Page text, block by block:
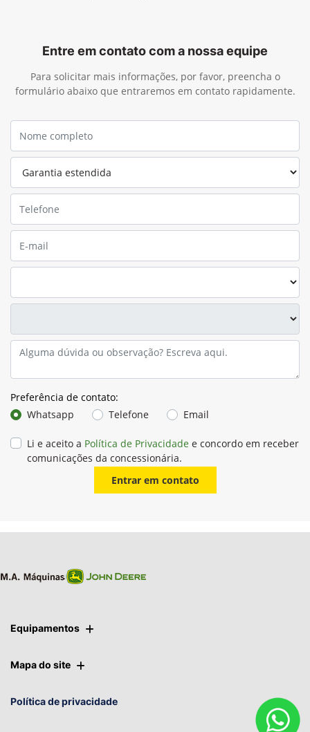
Entre em contato com a nossa equipe
Para solicitar mais informações, por favor, preencha o
formulário abaixo que entraremos em contato rapidamente.
Preferência de contato:
Whatsapp
Telefone Email
Li e aceito a Política de Privacidade e concordo em receber
comunicações da concessionária.
Entrar em contato
Equipamentos
Mapa do site
Política de privacidade